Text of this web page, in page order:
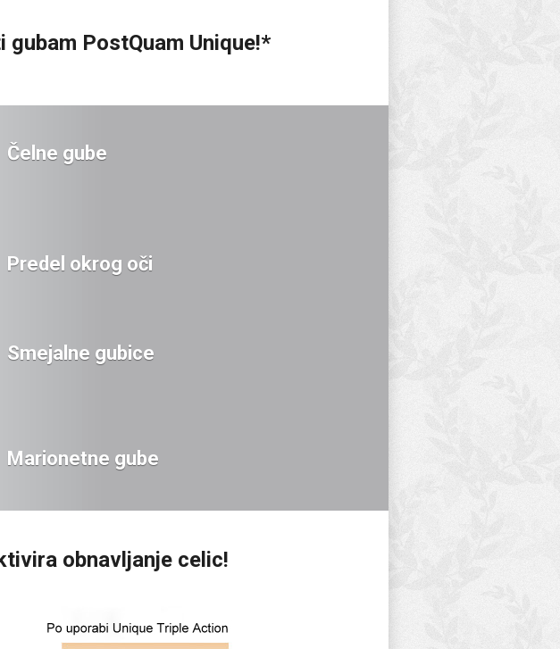
PostQuam Unique!*
Čelne gube
Predel okrog oči
Smejalne gubice
Marionetne gube
obnavljanje celic!